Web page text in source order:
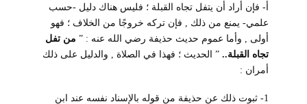
أ- فإن أراد أن يتفل تجاه القبلة ؛ فليس هناك دليل -حسب
علمي- يمنع من ذلك , فإن تركه خروجًا من الخلاف ؛ فهو
أولى , وأما عموم حديث حذيفة رضي الله عنه : ” من تفل
تجاه القبلة.. ” الحديث ؛ فهذا في الصلاة , والدليل على ذلك
أمران :
1- ثبوت ذلك عن حذيفة من قوله بالإسناد نفسه عند ابن